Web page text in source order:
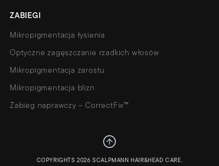
ZABIEGI
Mikropigmentacja łysienia
Optyczne zagęszczanie rzadkich włosów
Mikropigmentacja zarostu
Mikropigmentacja blizn
Zabieg naprawczy – CorrectFix™
COPYRIGHTS 2026 SCALPMANN HAIR&HEAD CARE.